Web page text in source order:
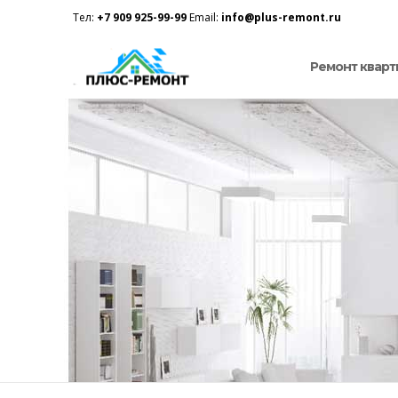
Тел: +7 909 925-99-99Email: info@plus-remont.ru
Ремонт